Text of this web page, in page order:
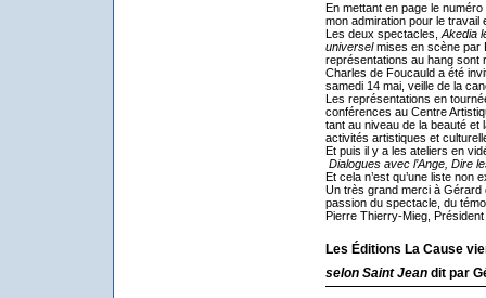
En mettant en page le
mon admiration pour le
Les deux spectacles, Akedia
universelmises en scène par
représentations au hang sont
Charles de Foucauld a été
samedi 14 mai, veille de la
Les représentations en
conférences au Centre
tant au niveau de la beauté et
activités artistiques et
Et puis il y a les ateliers en
Dialogues avec l’Ange, Dire
Et cela n’est qu’une liste
Un très grand merci à
passion du spectacle, du
Pierre Thierry-Mieg,
Les Éditions La Cause
selon Saint Jeandit par